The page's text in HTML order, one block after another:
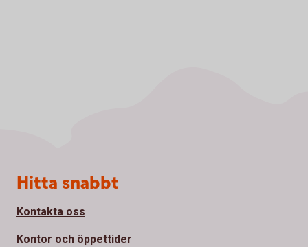
Sidfot
Hitta snabbt
Kontakta oss
Kontor och öppettider